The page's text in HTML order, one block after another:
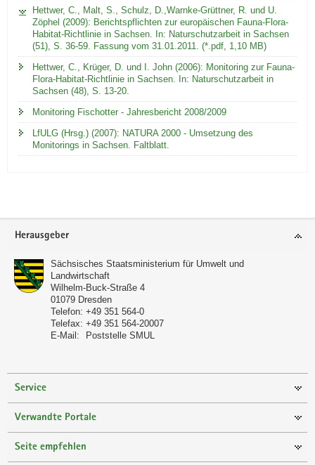
Hettwer, C., Malt, S., Schulz, D.,Warnke-Grüttner, R. und U.
Zöphel (2009): Berichtspflichten zur europäischen Fauna-Flora-
Habitat-Richtlinie in Sachsen. In: Naturschutzarbeit in Sachsen
(51), S. 36-59. Fassung vom 31.01.2011. (*.pdf, 1,10 MB)
Hettwer, C., Krüger, D. und I. John (2006): Monitoring zur Fauna-
Flora-Habitat-Richtlinie in Sachsen. In: Naturschutzarbeit in
Sachsen (48), S. 13-20.
Monitoring Fischotter - Jahresbericht 2008/2009
LfULG (Hrsg.) (2007): NATURA 2000 - Umsetzung des
Monitorings in Sachsen. Faltblatt.
Footer-
Herausgeber
Sächsisches Staatsministerium für Umwelt und
Landwirtschaft
Wilhelm-Buck-Straße 4
01079 Dresden
Telefon: +49 351 564-0
Telefax: +49 351 564-20007
E-Mail:
Poststelle SMUL
Service
Verwandte Portale
Seite empfehlen